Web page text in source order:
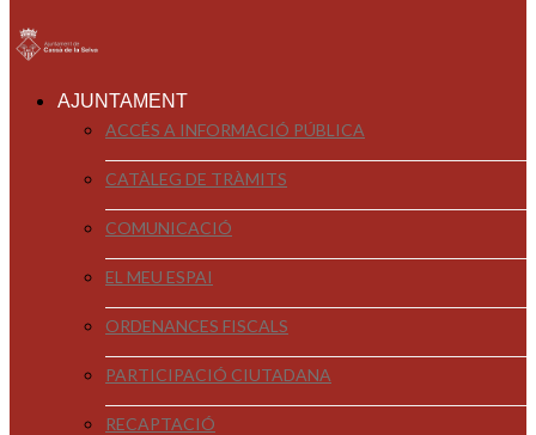
AJUNTAMENT
ACCÉS A INFORMACIÓ PÚBLICA
CATÀLEG DE TRÀMITS
COMUNICACIÓ
EL MEU ESPAI
ORDENANCES FISCALS
PARTICIPACIÓ CIUTADANA
RECAPTACIÓ